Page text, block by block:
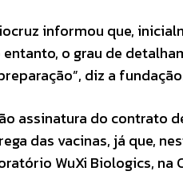
informou que,
entanto, o grau de
diz a
assinatura do contrato
das vacinas, já que,
WuXi Biologics, na